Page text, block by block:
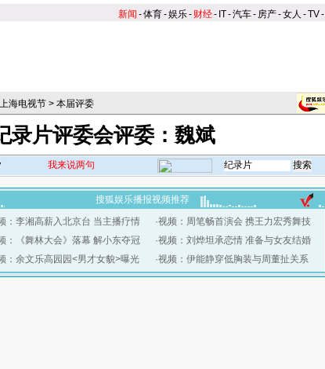
新闻 -体育-娱乐- 财经- IT-汽车- 房产-女人 -TV-
海电视节 > 本届评委
录片评委会评委：魏斌
我来说两句
搜狐娱乐播报视频推荐
：李湘高薪入北京台 当主播疗情
：《舞林大会》落幕 解小东夺冠
：余文乐高园园<男才女貌>曝光
·视频：周笔畅首演会 携王力宏秀舞技
·视频：刘烨坦承恋情 准备与女友结婚
·视频：伊能静穿低胸装与周董扯关系